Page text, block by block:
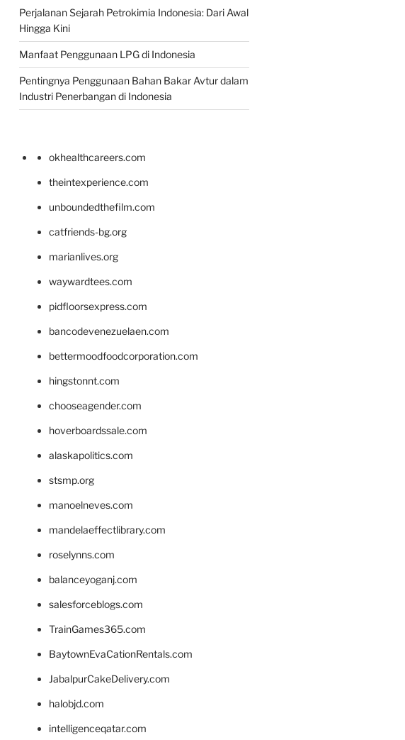
Perjalanan Sejarah Petrokimia Indonesia: Dari Awal
Hingga Kini
Manfaat Penggunaan LPG di Indonesia
Pentingnya Penggunaan Bahan Bakar Avtur dalam
Industri Penerbangan di Indonesia
okhealthcareers.com
theintexperience.com
unboundedthefilm.com
catfriends-bg.org
marianlives.org
waywardtees.com
pidfloorsexpress.com
bancodevenezuelaen.com
bettermoodfoodcorporation.com
hingstonnt.com
chooseagender.com
hoverboardssale.com
alaskapolitics.com
stsmp.org
manoelneves.com
mandelaeffectlibrary.com
roselynns.com
balanceyoganj.com
salesforceblogs.com
TrainGames365.com
BaytownEvaCationRentals.com
JabalpurCakeDelivery.com
halobjd.com
intelligenceqatar.com